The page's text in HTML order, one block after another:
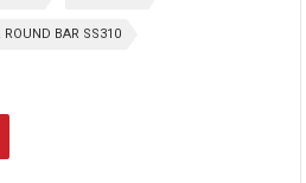
ROUND BAR SS310